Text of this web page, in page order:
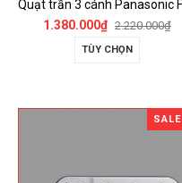
1.380.000₫ 2.220.000₫
TÙY CHỌN
SALE